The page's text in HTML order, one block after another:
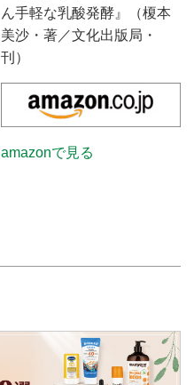
ん手軽な乳酸発酵』（榎本
美沙・著／文化出版局・
刊）
amazonで見る